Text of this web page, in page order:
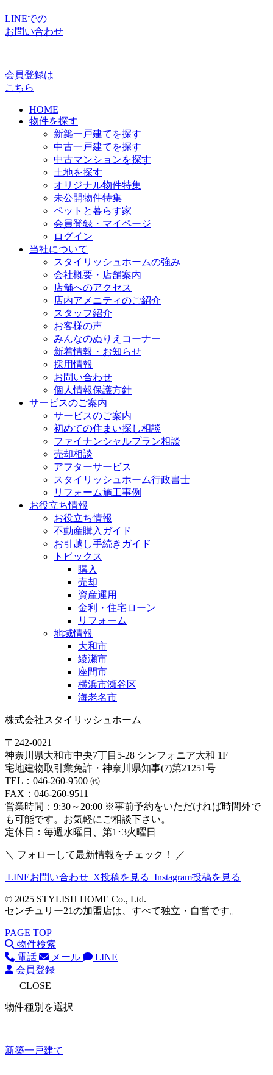
LINEでの
お問い合わせ
会員登録は
こちら
HOME
物件を探す
新築一戸建てを探す
中古一戸建てを探す
中古マンションを探す
土地を探す
オリジナル物件特集
未公開物件特集
ペットと暮らす家
会員登録・マイページ
ログイン
当社について
スタイリッシュホームの強み
会社概要・店舗案内
店舗へのアクセス
店内アメニティのご紹介
スタッフ紹介
お客様の声
みんなのぬりえコーナー
新着情報・お知らせ
採用情報
お問い合わせ
個人情報保護方針
サービスのご案内
サービスのご案内
初めての住まい探し相談
ファイナンシャルプラン相談
売却相談
アフターサービス
スタイリッシュホーム行政書士
リフォーム施工事例
お役立ち情報
お役立ち情報
不動産購入ガイド
お引越し手続きガイド
トピックス
購入
売却
資産運用
金利・住宅ローン
リフォーム
地域情報
大和市
綾瀬市
座間市
横浜市瀬谷区
海老名市
株式会社スタイリッシュホーム
〒242-0021
神奈川県大和市中央7丁目5-28 シンフォニア大和 1F
宅地建物取引業免許・神奈川県知事(7)第21251号
TEL：046-260-9500 ㈹
FAX：046-260-9511
営業時間：9:30～20:00 ※事前予約をいただければ時間外で
も可能です。お気軽にご相談下さい。
定休日：毎週水曜日、第1･3火曜日
＼ フォローして最新情報をチェック！ ／
LINEお問い合わせ X投稿を見る Instagram投稿を見る
© 2025 STYLISH HOME Co., Ltd.
センチュリー21の加盟店は、すべて独立・自営です。
PAGE TOP
物件検索
電話
メール
LINE
会員登録
CLOSE
物件種別を選択
新築一戸建て